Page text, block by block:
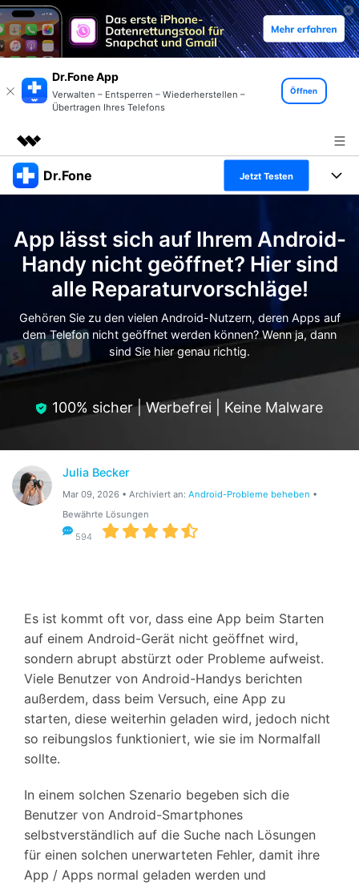
Dr.Fone App
Verwalten – Entsperren – Wiederherstellen –
Übertragen Ihres Telefons
Öffnen
Top-Produkte
Dienstprogramme
Überblick
Lösungen
Über uns
Presseraum
Shop
Support
Dr.Fone Jetzt Testen
Alles-in-einem-Toolkit
Weitere Tools und Apps
Full Toolkit anzeigen >
Lösungen
Entdecken Sie weitere Dr.Fone-Lösungen
Lernen und Unterstützung
Ressourcen & Lernen
Hilfe und Unterstützung erhalten
Android 16 FRP-Umgehung
Anmelden
Suchen
App lässt sich auf Ihrem Android-
Handy nicht geöffnet? Hier sind
alle Reparaturvorschläge!
Gehören Sie zu den vielen Android-Nutzern, deren Apps auf
dem Telefon nicht geöffnet werden können? Wenn ja, dann
sind Sie hier genau richtig.
100% sicher | Werbefrei | Keine Malware
Julia Becker
Mar 09, 2026 • Archiviert an: Android-Probleme beheben •
Bewährte Lösungen
594
Es ist kommt oft vor, dass eine App beim Starten
auf einem Android-Gerät nicht geöffnet wird,
sondern abrupt abstürzt oder Probleme aufweist.
Viele Benutzer von Android-Handys berichten
außerdem, dass beim Versuch, eine App zu
starten, diese weiterhin geladen wird, jedoch nicht
so reibungslos funktioniert, wie sie im Normalfall
sollte.
In einem solchen Szenario begeben sich die
Benutzer von Android-Smartphones
selbstverständlich auf die Suche nach Lösungen
für einen solchen unerwarteten Fehler, damit ihre
App / Apps normal geladen werden und